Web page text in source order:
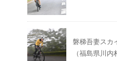
磐梯吾妻スカ
（福島県川内